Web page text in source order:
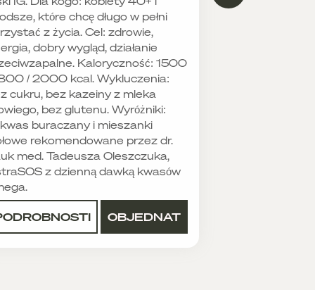
które chcę długo w pełni
z życia. Cel: zdrowie,
dobry wygląd, działanie
Kaloryczność: 1500
/ 2000 kcal. Wykluczenia:
cukru, bez kazeiny z mleka
bez glutenu. Wyróżniki:
buraczany i mieszanki
rekomendowane przez dr.
med. Tadeusza Oleszczuka,
z dzienną dawką kwasów
OBJEDNAT